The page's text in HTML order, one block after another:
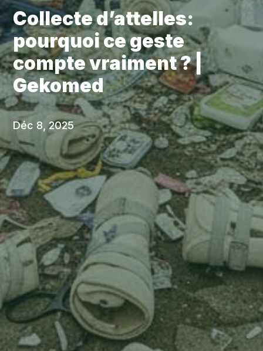
Collecte d’attelles:
pourquoi ce geste
compte vraiment ? |
Gekomed
Déc 8, 2025